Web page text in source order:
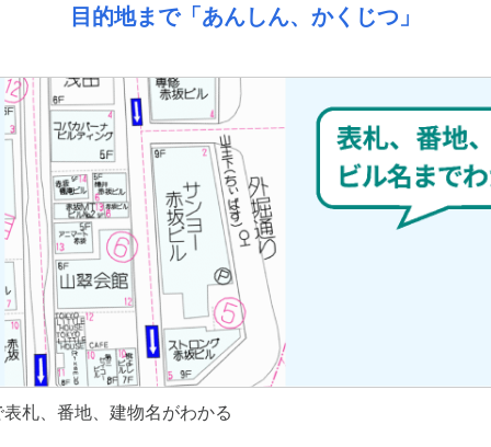
目的地まで「あんしん、かくじつ」
札、番地、建物名がわかる